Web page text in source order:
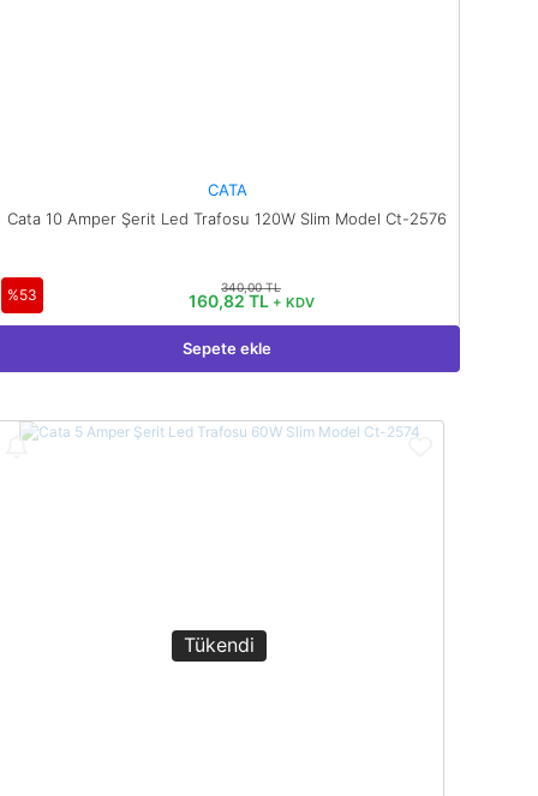
CATA
Cata 10 Amper Şerit Led Trafosu 120W Slim Model Ct-2576
%53 340,00 TL
160,82 TL + KDV
Sepete ekle
Tükendi